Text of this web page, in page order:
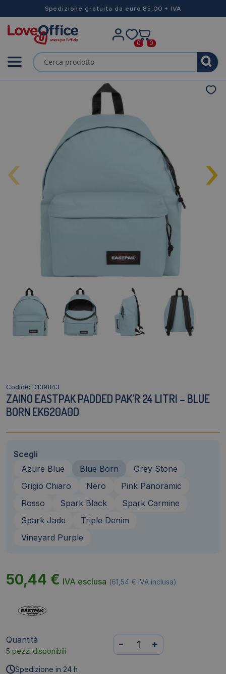
Spedizione gratuita da euro 85,00 + IVA
0 0
‹ ›
Codice: D139843
ZAINO EASTPAK PADDED PAK’R 24 LITRI – BLUE
BORN EK620A0D
Scegli
Azure Blue
Blue Born
Grey Stone
Grigio Chiaro
Nero
Pink Panoramic
Rosso
Spark Black
Spark Carmine
Spark Jade
Triple Denim
Vineyard Purple
50,44 € IVA esclusa (61,54 € IVA inclusa)
Quantità
5 pezzi disponibili
Zaino
Eastpak
- +
Spedizione in 24 h